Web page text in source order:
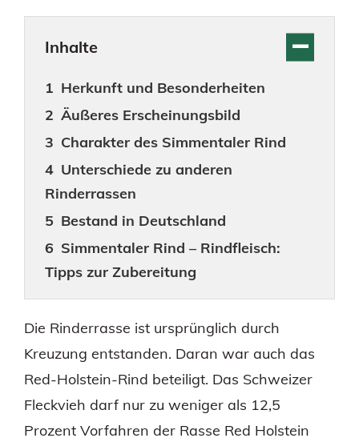
Inhalte
Herkunft und Besonderheiten
Äußeres Erscheinungsbild
Charakter des Simmentaler Rind
Unterschiede zu anderen
Rinderrassen
Bestand in Deutschland
Simmentaler Rind – Rindfleisch:
Tipps zur Zubereitung
Die Rinderrasse ist ursprünglich durch
Kreuzung entstanden. Daran war auch das
Red-Holstein-Rind beteiligt. Das Schweizer
Fleckvieh darf nur zu weniger als 12,5
Prozent Vorfahren der Rasse Red Holstein